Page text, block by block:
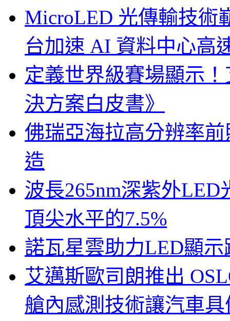
MicroLED 光傳輸技術
台加速 AI 資料中心高
定義世界級賽場顯示
決方案白皮書》
佛瑞亞海拉高分辨率
造
波長265nm深紫外
頂尖水平的7.5%
諾瓦星雲助力LED顯
艾邁斯歐司朗推出
艙內感測技術讓汽車